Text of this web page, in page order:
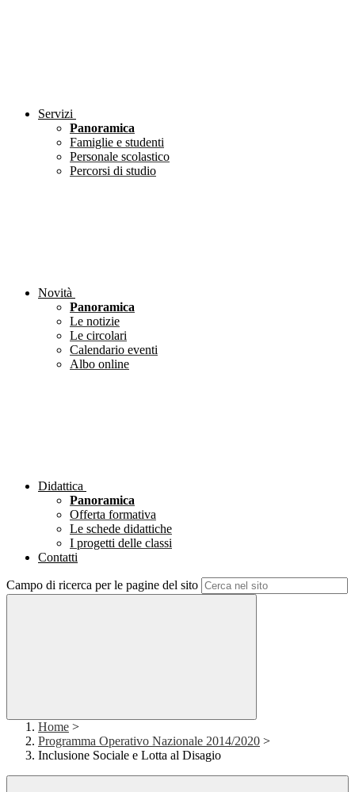
Servizi
Panoramica
Famiglie e studenti
Personale scolastico
Percorsi di studio
Novità
Panoramica
Le notizie
Le circolari
Calendario eventi
Albo online
Didattica
Panoramica
Offerta formativa
Le schede didattiche
I progetti delle classi
Contatti
Campo di ricerca per le pagine del sito
Home >
Programma Operativo Nazionale 2014/2020 >
Inclusione Sociale e Lotta al Disagio